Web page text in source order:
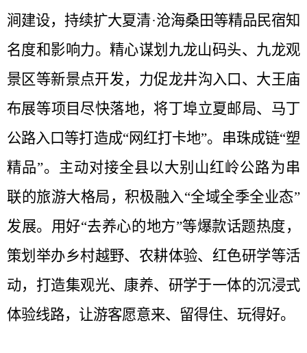
涧建设，持续扩大夏清·沧海桑田等精品民宿知
名度和影响力。精心谋划九龙山码头、九龙观
景区等新景点开发，力促‌龙井沟入口、大王庙
布展‌等项目尽快落地，将丁埠立夏邮局、马丁
公路入口等打造成“网红打卡地”。‌串珠成链“塑
精品”‌。主动对接全县以‌大别山红岭公路‌为串
联的旅游大格局，积极融入“全域全季全业态”
发展。用好“去养心的地方”等爆款话题热度，
策划举办乡村越野、农耕体验、红色研学等活
动，打造集观光、康养、研学于一体的沉浸式
体验线路，让游客愿意来、留得住、玩得好。